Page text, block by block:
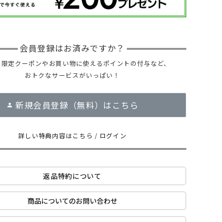
定クーポンやお買い物に使えるポイントの付与など、
おトクなサービスがいっぱい！
新規会員登録（無料）はこちら
詳しい特典内容はこちら / ログイン
返品特約について
商品についてのお問い合わせ